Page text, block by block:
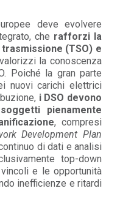
deve evolvere
che rafforzi la
(TSO) e
la conoscenza
Poiché la gran parte
nuovi carichi elettrici
i DSO devono
pienamente
, compresi
Development Plan
di dati e analisi
top-down
e le opportunità
inefficienze e ritardi